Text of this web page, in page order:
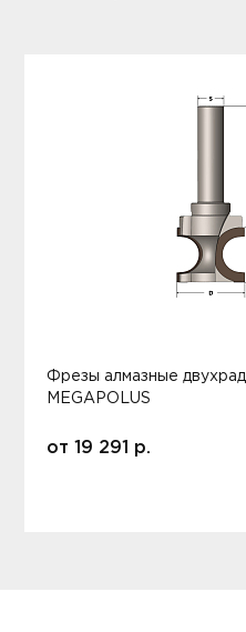
Фрезы алмазные
MEGAPOLUS
от 19 291 р.